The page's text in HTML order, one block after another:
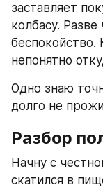
заставляет
колбасу.
беспокойство.
непонятно
Одно знаю
долго не
Разбор
Начну с
скатился в